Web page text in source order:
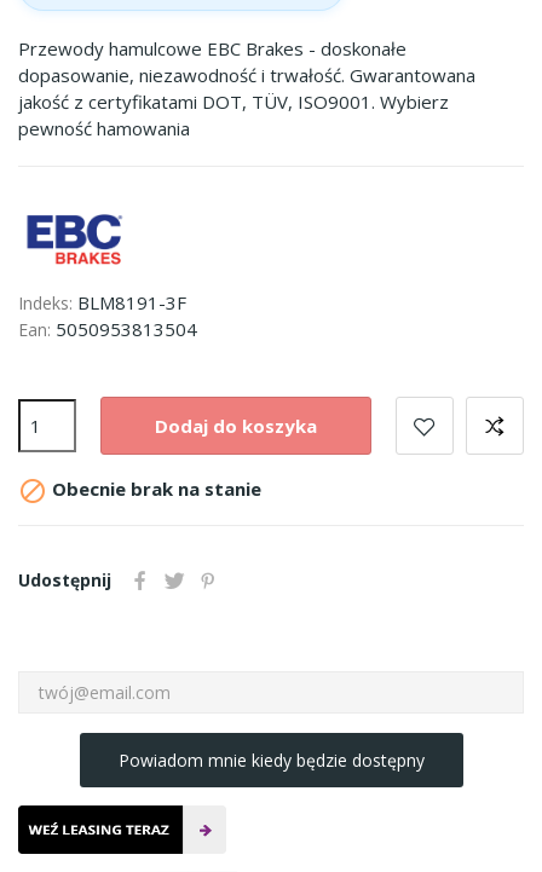
Przewody hamulcowe EBC Brakes - doskonałe
dopasowanie, niezawodność i trwałość. Gwarantowana
jakość z certyfikatami DOT, TÜV, ISO9001. Wybierz
pewność hamowania
Indeks: BLM8191-3F
Ean: 5050953813504
Dodaj do koszyka
 Obecnie brak na stanie
Udostępnij
Powiadom mnie kiedy będzie dostępny